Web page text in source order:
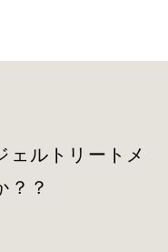
ルトリートメ
？？